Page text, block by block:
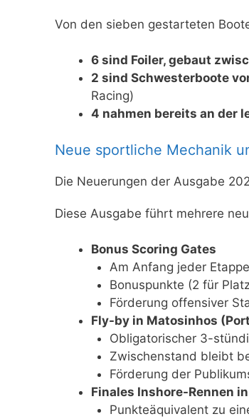
Von den sieben gestarteten
6 sind Foiler, gebaut
2 sind Schwesterboote
Racing)
4 nahmen bereits an der
Neue sportliche Mechanik
Die Neuerungen der Ausgabe
Diese Ausgabe führt mehrere
Bonus Scoring Gates
Am Anfang jeder
Bonuspunkte (2 für
Förderung offensiver
Fly-by in Matosinhos
Obligatorischer 3-
Zwischenstand bleibt
Förderung der
Finales Inshore-Rennen
Punkteäquivalent zu